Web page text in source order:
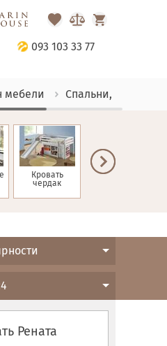
093 103 33 77
мебели Спальни, Кровати
Кровать
чердак
Детские
Рената